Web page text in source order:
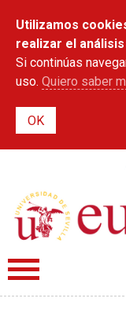
Utilizamos
realizar el
Si continúas
uso. Quiero saber